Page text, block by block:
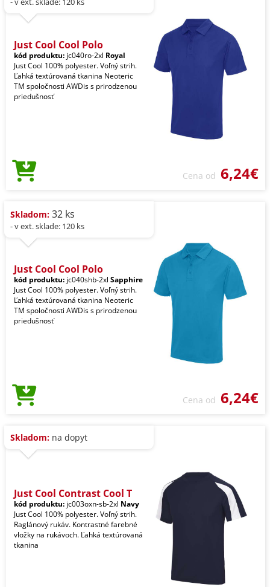
Just Cool Cool Polo
kód produktu: jc040ro-2xl Royal
Just Cool 100% polyester. Voľný strih.
Ľahká textúrovaná tkanina Neoteric
TM spoločnosti AWDis s prirodzenou
priedušnosť
Cena od 6,24€
Skladom: 32 ks
- v ext. sklade: 120 ks
Just Cool Cool Polo
kód produktu: jc040shb-2xl Sapphire
Just Cool 100% polyester. Voľný strih.
Ľahká textúrovaná tkanina Neoteric
TM spoločnosti AWDis s prirodzenou
priedušnosť
Cena od 6,24€
Skladom: na dopyt
Just Cool Contrast Cool T
kód produktu: jc003oxn-sb-2xl Navy
Just Cool 100% polyester. Voľný strih.
Raglánový rukáv. Kontrastné farebné
vložky na rukávoch. Ľahká textúrovaná
tkanina